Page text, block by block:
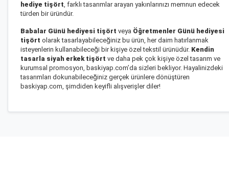
hediye tişört, farklı tasarımlar arayan yakınlarınızı memnun edecek
türden bir üründür.
Babalar Günü hediyesi tişört veya Öğretmenler Günü hediyesi
tişört olarak tasarlayabileceğiniz bu ürün, her daim hatırlanmak
isteyenlerin kullanabileceği bir kişiye özel tekstil ürünüdür. Kendin
tasarla siyah erkek tişört ve daha pek çok kişiye özel tasarım ve
kurumsal promosyon, baskiyap.com’da sizleri bekliyor. Hayalinizdeki
tasarımları dokunabileceğiniz gerçek ürünlere dönüştüren
baskiyap.com, şimdiden keyifli alışverişler diler!